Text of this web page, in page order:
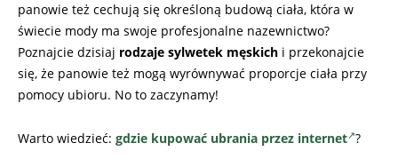
panowie też cechują się określoną budową ciała, która w
świecie mody ma swoje profesjonalne nazewnictwo?
Poznajcie dzisiaj rodzaje sylwetek męskich i przekonajcie
się, że panowie też mogą wyrównywać proporcje ciała przy
pomocy ubioru. No to zaczynamy!
Warto wiedzieć: gdzie kupować ubrania przez internet ?